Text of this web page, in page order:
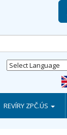
REVÍRY ZPČ.ÚS